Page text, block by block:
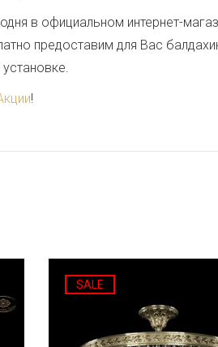
в официальном интернет-
предоставим для Вас
!
SALE